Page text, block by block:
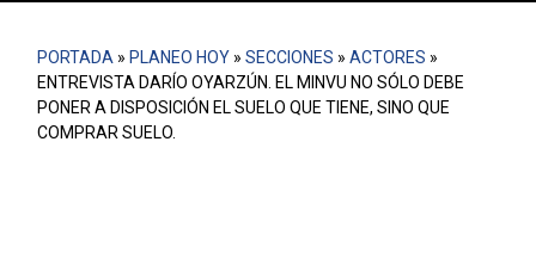
PORTADA » PLANEO HOY » SECCIONES » ACTORES »
ENTREVISTA DARÍO OYARZÚN. EL MINVU NO SÓLO DEBE
PONER A DISPOSICIÓN EL SUELO QUE TIENE, SINO QUE
COMPRAR SUELO.